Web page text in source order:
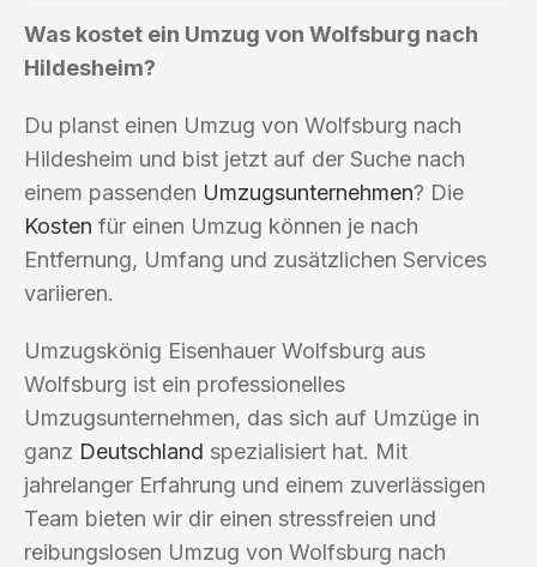
Was kostet ein Umzug von Wolfsburg nach
Hildesheim?
Du planst einen Umzug von Wolfsburg nach
Hildesheim und bist jetzt auf der Suche nach
einem passenden Umzugsunternehmen? Die
Kosten für einen Umzug können je nach
Entfernung, Umfang und zusätzlichen Services
variieren.
Umzugskönig Eisenhauer Wolfsburg aus
Wolfsburg ist ein professionelles
Umzugsunternehmen, das sich auf Umzüge in
ganz Deutschland spezialisiert hat. Mit
jahrelanger Erfahrung und einem zuverlässigen
Team bieten wir dir einen stressfreien und
reibungslosen Umzug von Wolfsburg nach